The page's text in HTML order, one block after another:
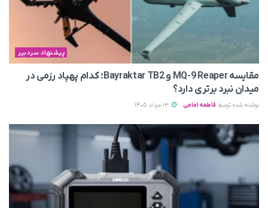
پیشنهاد سردبیر
مقایسه MQ-9 Reaper و Bayraktar TB2؛ کدام پهپاد رزمی در
میدان نبرد برتری دارد؟
نوشته شده توسط فاطمه امامی